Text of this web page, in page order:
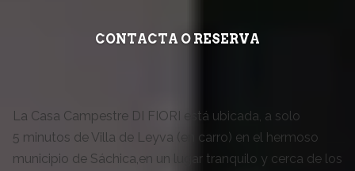
CONTACTA O RESERVA
La Casa Campestre DI FIORI está ubicada, a solo
5 minutos de Villa de Leyva (en carro) en el hermoso
municipio de Sáchica,en un lugar tranquilo y cerca de los